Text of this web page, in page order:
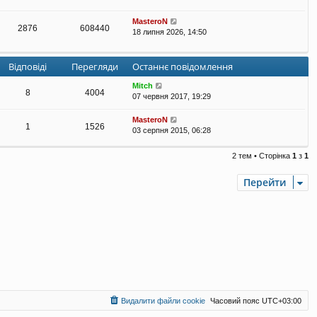
2876 608440
MasteroN
18 липня 2026, 14:50
Відповіді Перегляди Останнє повідомлення
8 4004
Mitch
07 червня 2017, 19:29
1 1526
MasteroN
03 серпня 2015, 06:28
2 тем • Сторінка 1 з 1
Перейти
Часовий пояс UTC+03:00
Видалити файли cookie